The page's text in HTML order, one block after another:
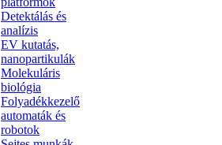
Detektálás és
analízis
EV kutatás,
nanopartikulák
Molekuláris
biológia
Folyadékkezelő
automaták és
robotok